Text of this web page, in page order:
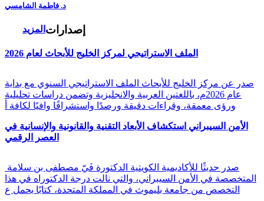
د. فاطمة الشامسي
المزيد إصدارات
الملف الاستراتيجي لمركز الخليج للأبحاث لعام 2026
صدر عن مركز الخليج للأبحاث الملف الاستراتيجي السنوي مع بداية
عام 2026م، باللغتين العربية والانجليزية وتضمن دراسات تحليلية
ورؤى معمقة، وقراءات دقيقة ورصدًا واستشرافًا وافيًا لكافة أ
الأمن السيبراني استكشاف الأبعاد التقنية والقانونية والإنسانية في
العصر الرقمي
المتخصصة في الأمن السيبراني، والتي نالت درجة الدكتوراه في هذا
التخصص من جامعة بليموث في المملكة المتحدة، كتابًا يحمل ع